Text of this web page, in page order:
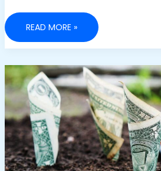
INVESTIR
LE
FOREX
TOUT
CE
QUE
VOUS
DEVEZ
SAVOIR
AVANT
DE
VOUS
LANCER
READ MORE »